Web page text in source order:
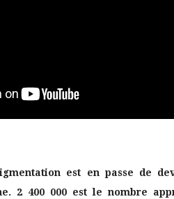
est en passe de
2 400 000 est le nombre